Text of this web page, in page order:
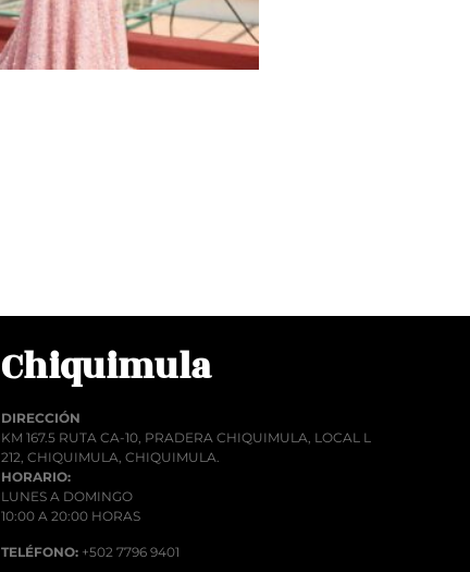
Chiquimula
DIRECCIÓN
KM 167.5 RUTA CA-10, PRADERA CHIQUIMULA, LOCAL L
212, CHIQUIMULA, CHIQUIMULA.
HORARIO:
LUNES A DOMINGO
10:00 A 20:00 HORAS
TELÉFONO: +502 7796 9401